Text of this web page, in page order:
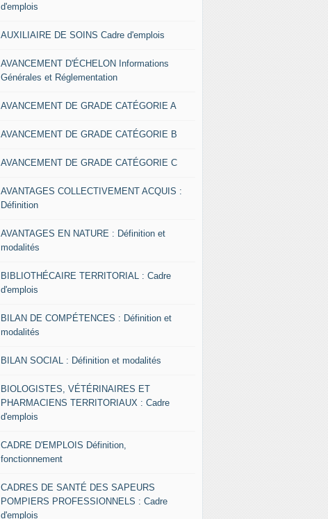
d'emplois
AUXILIAIRE DE SOINS Cadre d'emplois
AVANCEMENT D'ÉCHELON Informations
Générales et Réglementation
AVANCEMENT DE GRADE CATÉGORIE A
AVANCEMENT DE GRADE CATÉGORIE B
AVANCEMENT DE GRADE CATÉGORIE C
AVANTAGES COLLECTIVEMENT ACQUIS :
Définition
AVANTAGES EN NATURE : Définition et
modalités
BIBLIOTHÉCAIRE TERRITORIAL : Cadre
d'emplois
BILAN DE COMPÉTENCES : Définition et
modalités
BILAN SOCIAL : Définition et modalités
BIOLOGISTES, VÉTÉRINAIRES ET
PHARMACIENS TERRITORIAUX : Cadre
d'emplois
CADRE D'EMPLOIS Définition,
fonctionnement
CADRES DE SANTÉ DES SAPEURS
POMPIERS PROFESSIONNELS : Cadre
d'emplois